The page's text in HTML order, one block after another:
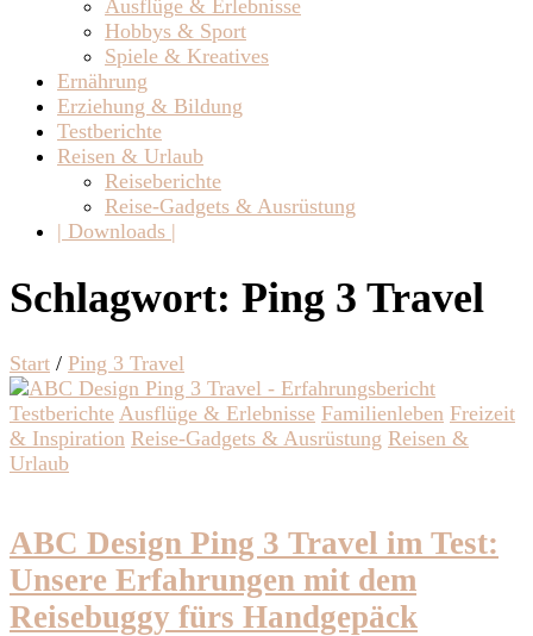
Ausflüge & Erlebnisse
Hobbys & Sport
Spiele & Kreatives
Ernährung
Erziehung & Bildung
Testberichte
Reisen & Urlaub
Reiseberichte
Reise-Gadgets & Ausrüstung
| Downloads |
Schlagwort: Ping 3 Travel
Start / Ping 3 Travel
Testberichte Ausflüge & Erlebnisse Familienleben Freizeit
& Inspiration Reise-Gadgets & Ausrüstung Reisen &
Urlaub
ABC Design Ping 3 Travel im Test:
Unsere Erfahrungen mit dem
Reisebuggy fürs Handgepäck